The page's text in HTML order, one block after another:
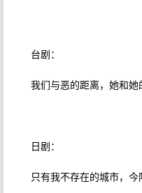
台剧：
我们与恶的距离，她和她
日剧：
只有我不存在的城市，